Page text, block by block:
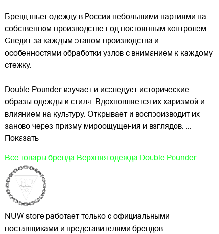
Бренд шьет одежду в России небольшими партиями на
собственном производстве под постоянным контролем.
Следит за каждым этапом производства и
особенностями обработки узлов с вниманием к каждому
стежку.
Double Pounder изучает и исследует исторические
образы одежды и стиля. Вдохновляется их харизмой и
влиянием на культуру. Открывает и воспроизводит их
заново через призму мироощущения и взглядов. ...
Показать
Все товары бренда Верхняя одежда Double Pounder
NUW store работает только с официальными
поставщиками и представителями брендов.